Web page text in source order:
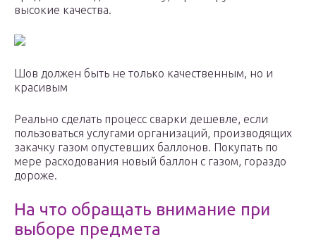
высокие качества.
Шов должен быть не только качественным, но и
красивым
Реально сделать процесс сварки дешевле, если
пользоваться услугами организаций, производящих
закачку газом опустевших баллонов. Покупать по
мере расходования новый баллон с газом, гораздо
дороже.
На что обращать внимание при
выборе предмета